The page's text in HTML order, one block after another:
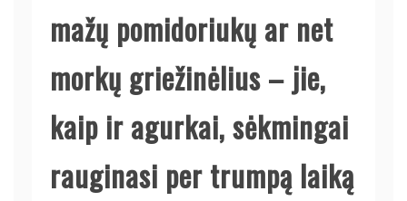
mažų pomidoriukų ar net
morkų griežinėlius – jie,
kaip ir agurkai, sėkmingai
rauginasi per trumpą laiką